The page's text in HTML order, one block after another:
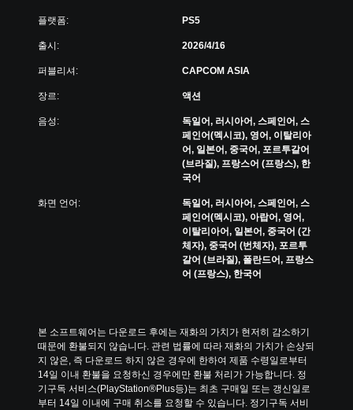
플랫폼: PS5
출시: 2026/4/16
퍼블리셔: CAPCOM ASIA
장르: 액션
음성:
독일어, 러시아어, 스페인어, 스
페인어(멕시코), 영어, 이탈리아
어, 일본어, 중국어, 포르투갈어
(브라질), 프랑스어 (프랑스), 한
국어
화면 언어:
독일어, 러시아어, 스페인어, 스
페인어(멕시코), 아랍어, 영어,
이탈리아어, 일본어, 중국어 (간
체자), 중국어 (번체자), 포르투
갈어 (브라질), 폴란드어, 프랑스
어 (프랑스), 한국어
본 소프트웨어는 다운로드 후에는 재화의 가치가 현저히 감소하기
때문에 환불되지 않습니다. 관련 법률에 따라 재화의 가치가 손상되
지 않은, 즉 다운로드 하지 않은 경우에 한하여 제품 수령일로부터
14일 이내 환불을 요청하신 경우에만 환불 처리가 가능합니다. 정
기구독 서비스(PlayStation®Plus등)는 최초 구매일 또는 갱신일로
부터 14일 이내에 구매 취소를 요청할 수 있습니다. 정기구독 서비